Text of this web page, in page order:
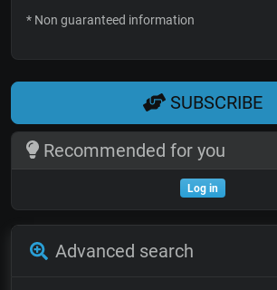
* Non guaranteed information
SUBSCRIBE
Recommended for you
Log in
Advanced search